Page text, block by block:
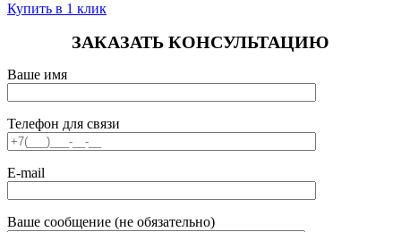
Купить в 1 клик
ЗАКАЗАТЬ КОНСУЛЬТАЦИЮ
Ваше имя
Телефон для связи
E-mail
Ваше сообщение (не обязательно)